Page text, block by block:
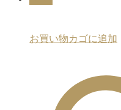
お買い物カゴに追加